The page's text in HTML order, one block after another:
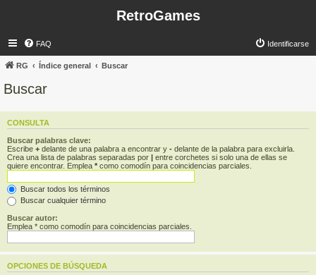
RetroGames
FAQ Identificarse
RG Índice general Buscar
Buscar
CONSULTA
Buscar palabras clave:
Escribe + delante de una palabra a encontrar y - delante de la palabra para excluirla.
Crea una lista de palabras separadas por | entre corchetes si solo una de ellas se
quiere encontrar. Emplea * como comodín para coincidencias parciales.
Buscar todos los términos
Buscar cualquier término
Buscar autor:
Emplea * como comodín para coincidencias parciales.
OPCIONES DE BÚSQUEDA